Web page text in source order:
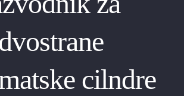
cilndre